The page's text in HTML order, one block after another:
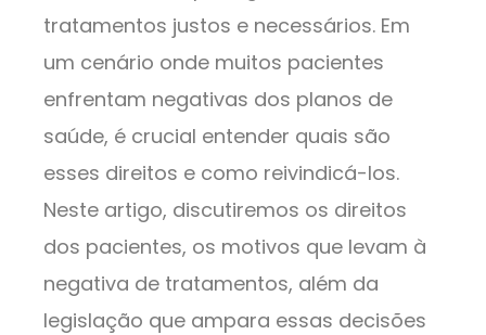
tratamentos justos e necessários. Em
um cenário onde muitos pacientes
enfrentam negativas dos planos de
saúde, é crucial entender quais são
esses direitos e como reivindicá-los.
Neste artigo, discutiremos os direitos
dos pacientes, os motivos que levam à
negativa de tratamentos, além da
legislação que ampara essas decisões